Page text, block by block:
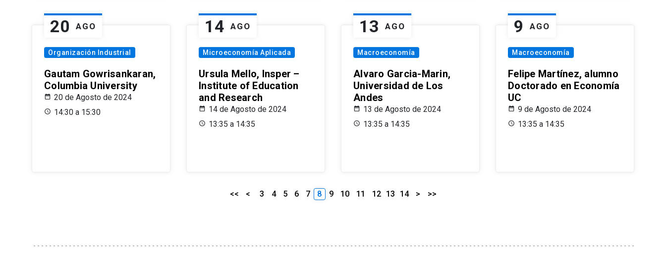
20 AGO
Organización Industrial
Gautam Gowrisankaran,
Columbia University
20 de Agosto de 2024
14:30 a 15:30
14 AGO
Microeconomía Aplicada
Ursula Mello, Insper –
Institute of Education
and Research
14 de Agosto de 2024
13:35 a 14:35
13 AGO
Macroeconomía
Alvaro Garcia-Marin,
Universidad de Los
Andes
13 de Agosto de 2024
13:35 a 14:35
9 AGO
Macroeconomía
Felipe Martínez, alumno
Doctorado en Economía
UC
9 de Agosto de 2024
13:35 a 14:35
<< < 3 4 5 6 7 8 9 10 11 12 13 14 > >>